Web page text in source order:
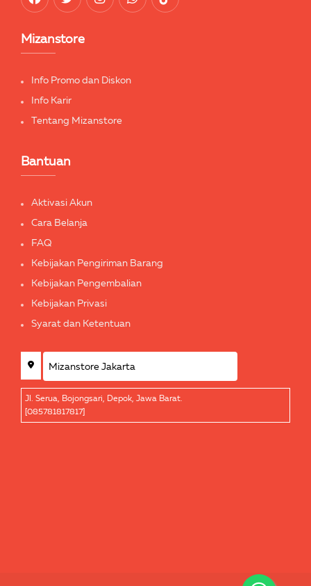
Mizanstore
Info Promo dan Diskon
Info Karir
Tentang Mizanstore
Bantuan
Aktivasi Akun
Cara Belanja
FAQ
Kebijakan Pengiriman Barang
Kebijakan Pengembalian
Kebijakan Privasi
Syarat dan Ketentuan
Jl. Serua, Bojongsari, Depok, Jawa Barat.
[085781817817]